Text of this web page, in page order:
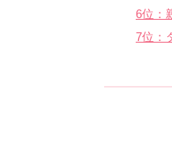
6位：
7位：